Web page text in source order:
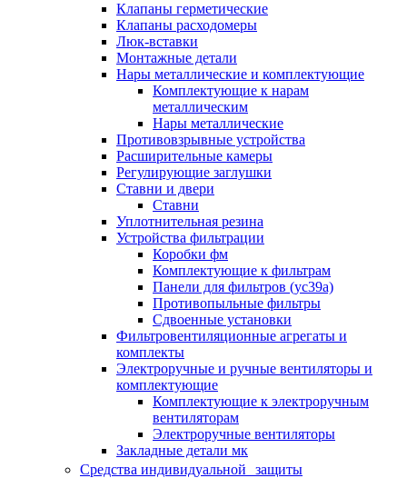
Клапаны герметические
Клапаны расходомеры
Люк-вставки
Монтажные детали
Нары металлические и комплектующие
Комплектующие к нарам
металлическим
Нары металлические
Противовзрывные устройства
Расширительные камеры
Регулирующие заглушки
Ставни и двери
Ставни
Уплотнительная резина
Устройства фильтрации
Коробки фм
Комплектующие к фильтрам
Панели для фильтров (ус39а)
Противопыльные фильтры
Сдвоенные установки
Фильтровентиляционные агрегаты и
комплекты
Электроручные и ручные вентиляторы и
комплектующие
Комплектующие к электроручным
вентиляторам
Электроручные вентиляторы
Закладные детали мк
Средства индивидуальной защиты